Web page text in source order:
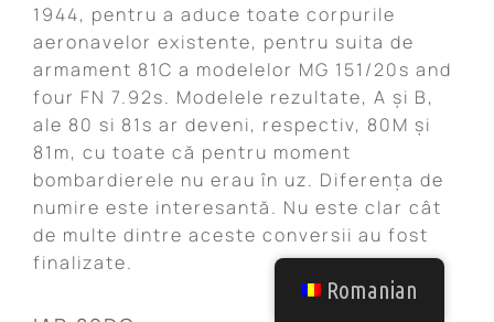
1944, pentru a aduce toate corpurile
aeronavelor existente, pentru suita de
armament 81C a modelelor MG 151/20s and
four FN 7.92s. Modelele rezultate, A și B,
ale 80 si 81s ar deveni, respectiv, 80M și
81m, cu toate că pentru moment
bombardierele nu erau în uz. Diferența de
numire este interesantă. Nu este clar cât
de multe dintre aceste conversii au fost
finalizate.
Romanian